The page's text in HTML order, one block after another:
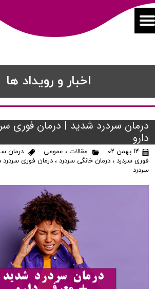
اخبار و رویداد ها
درمان سردرد شدید | درمان فوری
دارو
۱۴ بهمن ۰۲ مقالات ، عمومی درمان
فوری سردرد ، درمان خانگی سردرد ، درمان فوری سردرد
سردرد